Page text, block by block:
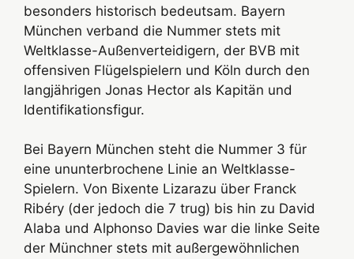
besonders historisch bedeutsam. Bayern
München verband die Nummer stets mit
Weltklasse-Außenverteidigern, der BVB mit
offensiven Flügelspielern und Köln durch den
langjährigen Jonas Hector als Kapitän und
Identifikationsfigur.
Bei Bayern München steht die Nummer 3 für
eine ununterbrochene Linie an Weltklasse-
Spielern. Von Bixente Lizarazu über Franck
Ribéry (der jedoch die 7 trug) bis hin zu David
Alaba und Alphonso Davies war die linke Seite
der Münchner stets mit außergewöhnlichen